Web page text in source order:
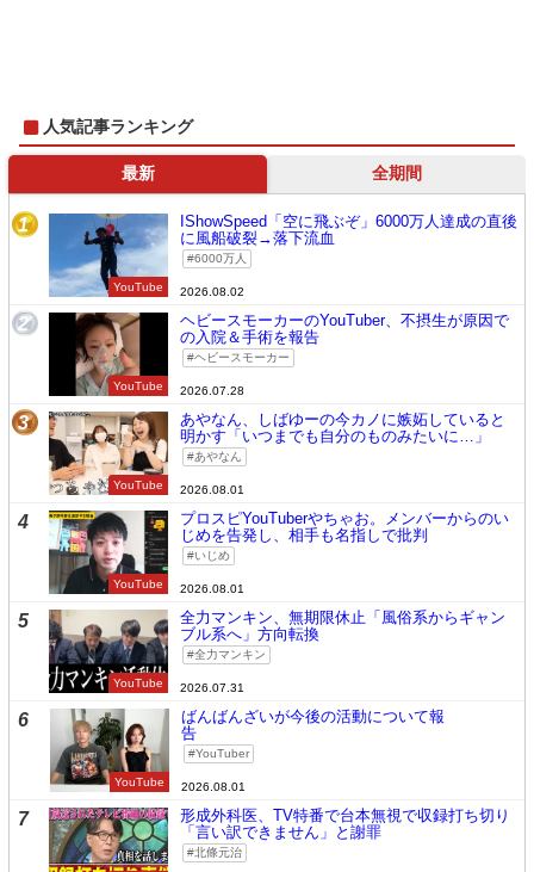
人気記事ランキング
最新 全期間
1
YouTube
IShowSpeed「空に飛ぶぞ」6000万人達成の直後
に風船破裂→落下流血
6000万人
2026.08.02
2
YouTube
ヘビースモーカーのYouTuber、不摂生が原因で
の入院＆手術を報告
ヘビースモーカー
2026.07.28
3
YouTube
あやなん、しばゆーの今カノに嫉妬していると
明かす「いつまでも自分のものみたいに…」
あやなん
2026.08.01
4
YouTube
プロスピYouTuberやちゃお。メンバーからのい
じめを告発し、相手も名指しで批判
いじめ
2026.08.01
5
YouTube
全力マンキン、無期限休止「風俗系からギャン
ブル系へ」方向転換
全力マンキン
2026.07.31
6
YouTube
ばんばんざいが今後の活動について報
告
YouTuber
2026.08.01
7
形成外科医、TV特番で台本無視で収録打ち切り
「言い訳できません」と謝罪
北條元治